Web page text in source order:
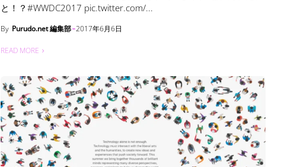
と！？#WWDC2017 pic.twitter.com/...
By Purudo.net 編集部 2017年6月6日
READ MORE